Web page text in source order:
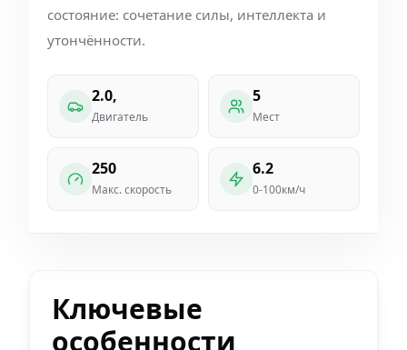
состояние: сочетание силы, интеллекта и
утончённости.
2.0,
Двигатель
5
Мест
250
Макс. скорость
6.2
0-100км/ч
Ключевые
особенности